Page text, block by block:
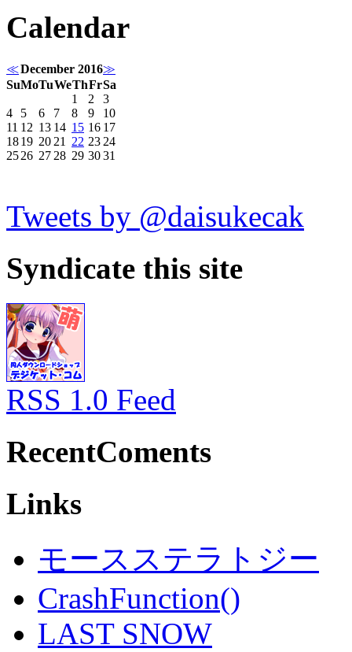
Calendar
≪December 2016≫
SuMoTuWeThFrSa
1
2
3
4
5 6 7 8 9
10
11 12 13 14 15 16 17
1819 20 21 22 23 24
2526 27 28 29 3031
Tweets by @daisukecak
Syndicate this site
RSS 1.0 Feed
RecentComents
Links
モースステラトジー
CrashFunction()
LAST SNOW